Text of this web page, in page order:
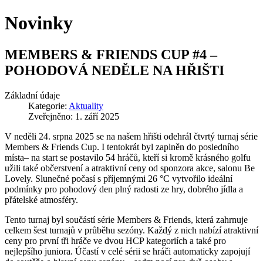
Novinky
MEMBERS & FRIENDS CUP #4 –
POHODOVÁ NEDĚLE NA HŘIŠTI
Základní údaje
Kategorie: Aktuality
Zveřejněno: 1. září 2025
V neděli 24. srpna 2025 se na našem hřišti odehrál čtvrtý turnaj série
Members & Friends Cup. I tentokrát byl zaplněn do posledního
místa– na start se postavilo 54 hráčů, kteří si kromě krásného golfu
užili také občerstvení a atraktivní ceny od sponzora akce, salonu Be
Lovely. Slunečné počasí s příjemnými 26 °C vytvořilo ideální
podmínky pro pohodový den plný radosti ze hry, dobrého jídla a
přátelské atmosféry.
Tento turnaj byl součástí série Members & Friends, která zahrnuje
celkem šest turnajů v průběhu sezóny. Každý z nich nabízí atraktivní
ceny pro první tři hráče ve dvou HCP kategoriích a také pro
nejlepšího juniora. Účastí v celé sérii se hráči automaticky zapojují